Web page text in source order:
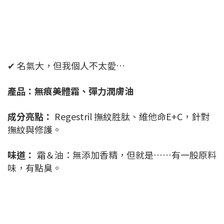
✔ 名氣大，但我個人不太愛…
產品：無痕美體霜、彈力潤膚油
成分亮點： Regestril 撫紋胜肽、維他命E+C，針對
撫紋與修護。
味道： 霜＆油：無添加香精，但就是……有一股原料
味，有點臭。